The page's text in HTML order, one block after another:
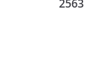
2563